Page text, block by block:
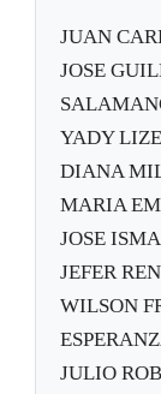
JUAN
JOSE
YADY
DIANA
MARIA
JOSE
JEFER
WILSON
JULIO